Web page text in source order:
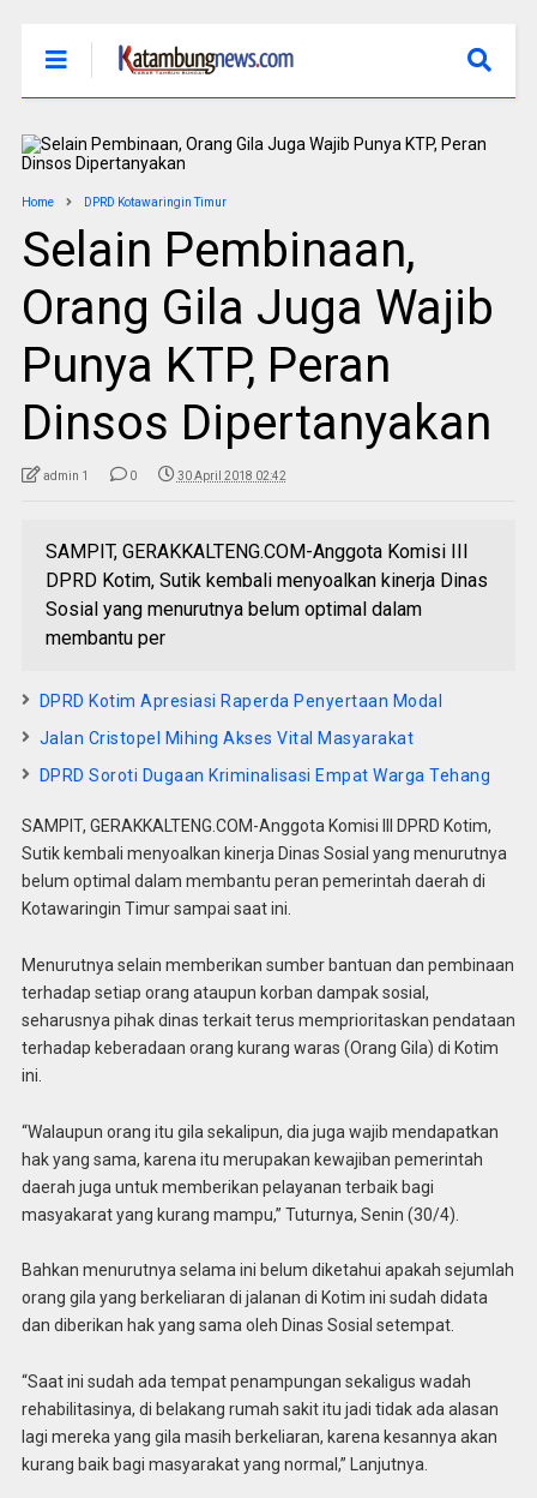
Home DPRD Kotawaringin Timur
Selain Pembinaan,
Orang Gila Juga Wajib
Punya KTP, Peran
Dinsos Dipertanyakan
admin 1 0 30 April 2018 02:42
SAMPIT, GERAKKALTENG.COM-Anggota Komisi III
DPRD Kotim, Sutik kembali menyoalkan kinerja Dinas
Sosial yang menurutnya belum optimal dalam
membantu per
DPRD Kotim Apresiasi Raperda Penyertaan Modal
Jalan Cristopel Mihing Akses Vital Masyarakat
DPRD Soroti Dugaan Kriminalisasi Empat Warga Tehang
SAMPIT, GERAKKALTENG.COM-Anggota Komisi III DPRD Kotim,
Sutik kembali menyoalkan kinerja Dinas Sosial yang menurutnya
belum optimal dalam membantu peran pemerintah daerah di
Kotawaringin Timur sampai saat ini.
Menurutnya selain memberikan sumber bantuan dan pembinaan
terhadap setiap orang ataupun korban dampak sosial,
seharusnya pihak dinas terkait terus memprioritaskan pendataan
terhadap keberadaan orang kurang waras (Orang Gila) di Kotim
ini.
“Walaupun orang itu gila sekalipun, dia juga wajib mendapatkan
hak yang sama, karena itu merupakan kewajiban pemerintah
daerah juga untuk memberikan pelayanan terbaik bagi
masyakarat yang kurang mampu,” Tuturnya, Senin (30/4).
Bahkan menurutnya selama ini belum diketahui apakah sejumlah
orang gila yang berkeliaran di jalanan di Kotim ini sudah didata
dan diberikan hak yang sama oleh Dinas Sosial setempat.
“Saat ini sudah ada tempat penampungan sekaligus wadah
rehabilitasinya, di belakang rumah sakit itu jadi tidak ada alasan
lagi mereka yang gila masih berkeliaran, karena kesannya akan
kurang baik bagi masyarakat yang normal,” Lanjutnya.